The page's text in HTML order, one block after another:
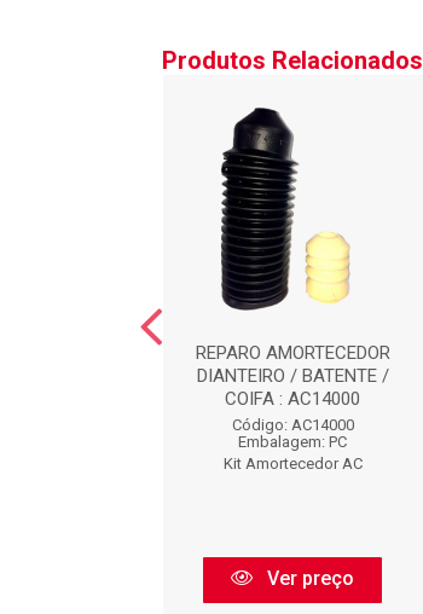
Produtos Relacionados
REPARO AMORTECEDOR
DIANTEIRO / BATENTE /
COIFA : AC14000
Código: AC14000
Embalagem: PC
Kit Amortecedor AC
Ver preço